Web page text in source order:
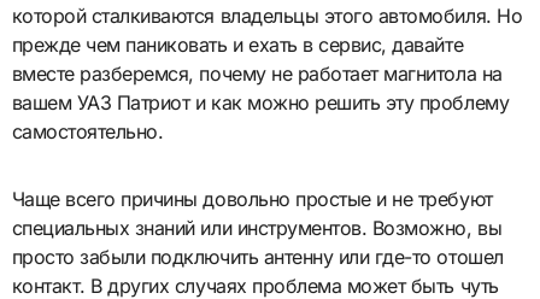
которой сталкиваются владельцы этого автомобиля. Но
прежде чем паниковать и ехать в сервис, давайте
вместе разберемся, почему не работает магнитола на
вашем УАЗ Патриот и как можно решить эту проблему
самостоятельно.
Чаще всего причины довольно простые и не требуют
специальных знаний или инструментов. Возможно, вы
просто забыли подключить антенну или где-то отошел
контакт. В других случаях проблема может быть чуть